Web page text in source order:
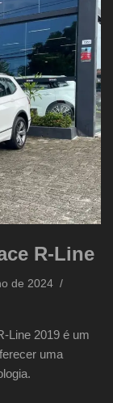
R-Line
de 2024
Line 2019 é um
uma